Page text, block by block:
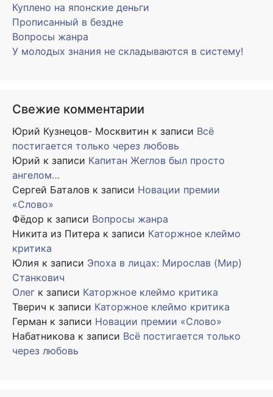
Куплено на японские деньги
Прописанный в бездне
Вопросы жанра
У молодых знания не складываются в систему!
Свежие комментарии
Юрий Кузнецов- Москвитин к записи Всё
постигается только через любовь
Юрий к записи Капитан Жеглов был просто
ангелом…
Сергей Баталов к записи Новации премии
«Слово»
Фёдор к записи Вопросы жанра
Никита из Питера к записи Каторжное клеймо
критика
Юлия к записи Эпоха в лицах: Мирослав (Мир)
Станкович
Олег к записи Каторжное клеймо критика
Тверич к записи Каторжное клеймо критика
Герман к записи Новации премии «Слово»
Набатникова к записи Всё постигается только
через любовь